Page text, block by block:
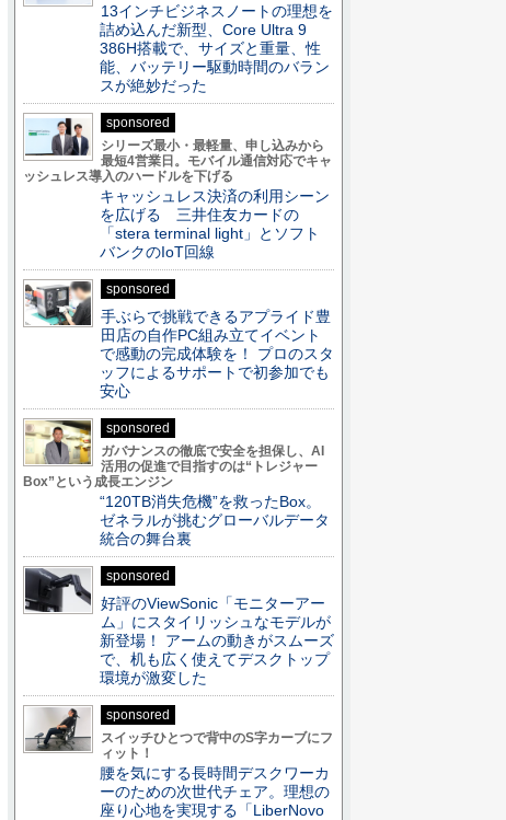
13インチビジネスノートの理想を
詰め込んだ新型、Core Ultra 9
386H搭載で、サイズと重量、性
能、バッテリー駆動時間のバラン
スが絶妙だった
sponsored
シリーズ最小・最軽量、申し込みから
最短4営業日。モバイル通信対応でキャ
ッシュレス導入のハードルを下げる
キャッシュレス決済の利用シーン
を広げる 三井住友カードの
「stera terminal light」とソフト
バンクのIoT回線
sponsored
手ぶらで挑戦できるアプライド豊
田店の自作PC組み立てイベント
で感動の完成体験を！ プロのスタ
ッフによるサポートで初参加でも
安心
sponsored
ガバナンスの徹底で安全を担保し、AI
活用の促進で目指すのは“トレジャー
Box”という成長エンジン
“120TB消失危機”を救ったBox。
ゼネラルが挑むグローバルデータ
統合の舞台裏
sponsored
好評のViewSonic「モニターアー
ム」にスタイリッシュなモデルが
新登場！ アームの動きがスムーズ
で、机も広く使えてデスクトップ
環境が激変した
sponsored
スイッチひとつで背中のS字カーブにフ
ィット！
腰を気にする長時間デスクワーカ
ーのための次世代チェア。理想の
座り心地を実現する「LiberNovo